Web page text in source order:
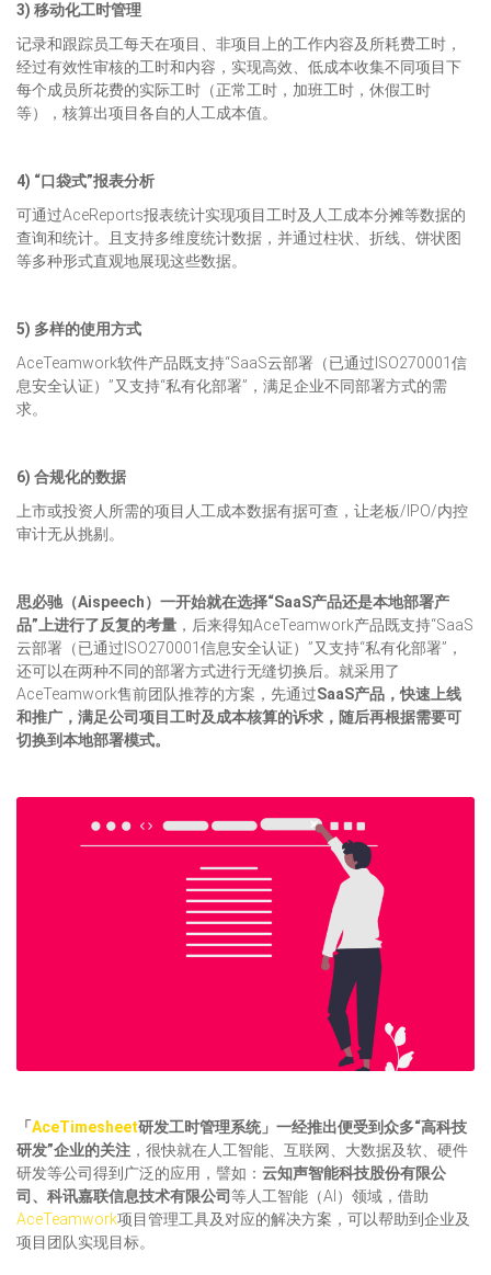
3) 移动化工时管理
记录和跟踪员工每天在项目、非项目上的工作内容及所耗费工时，
经过有效性审核的工时和内容，实现高效、低成本收集不同项目下
每个成员所花费的实际工时（正常工时，加班工时，休假工时
等），核算出项目各自的人工成本值。
4) “口袋式”报表分析
可通过AceReports报表统计实现项目工时及人工成本分摊等数据的
查询和统计。且支持多维度统计数据，并通过柱状、折线、饼状图
等多种形式直观地展现这些数据。
5) 多样的使用方式
AceTeamwork软件产品既支持“SaaS云部署（已通过ISO270001信
息安全认证）”又支持“私有化部署”，满足企业不同部署方式的需
求。
6) 合规化的数据
上市或投资人所需的项目人工成本数据有据可查，让老板/IPO/内控
审计无从挑剔。
思必驰（Aispeech）一开始就在选择“SaaS产品还是本地部署产
品”上进行了反复的考量 ，后来得知AceTeamwork产品既支持“SaaS
云部署（已通过ISO270001信息安全认证）”又支持“私有化部署”，
还可以在两种不同的部署方式进行无缝切换后。就采用了
AceTeamwork售前团队推荐的方案，先通过SaaS产品，快速上线
和推广，满足公司项目工时及成本核算的诉求，随后再根据需要可
切换到本地部署模式。
「 AceTimesheet研发工时管理系统」一经推出便受到众多“高科技
研发”企业的关注 ，很快就在人工智能、互联网、大数据及软、硬件
研发等公司得到广泛的应用，譬如： 云知声智能科技股份有限公
司、科讯嘉联信息技术有限公司等人工智能（AI）领域，借助
AceTeamwork项目管理工具及对应的解决方案，可以帮助到企业及
项目团队实现目标。